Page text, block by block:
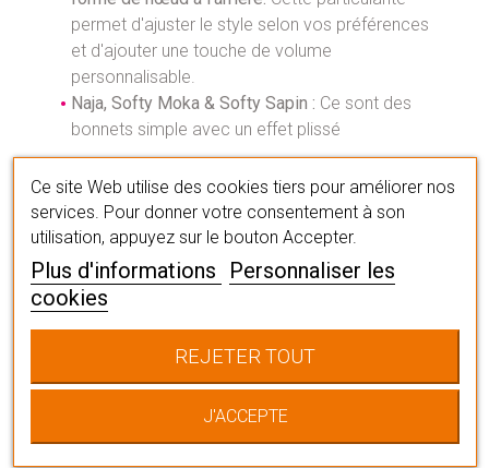
permet d'ajuster le style selon vos préférences
et d'ajouter une touche de volume
personnalisable.
Naja, Softy Moka & Softy Sapin : Ce sont des
bonnets simple avec un effet plissé
Une ligne certifiée
Comme tous les turbansHouse of Christine
Headwear® , le bonnet Viva porte la
ce qui signifie qu'ils sont classifiés comme
équipement médical selon la directive
européenne concernant les dispositifs
Vous pourriez
Ce site Web utilise des cookies tiers pour améliorer nos
services. Pour donner votre consentement à son
utilisation, appuyez sur le bouton Accepter.
Plus d'informations
Personnaliser les
cookies
REJETER TOUT
J'ACCEPTE